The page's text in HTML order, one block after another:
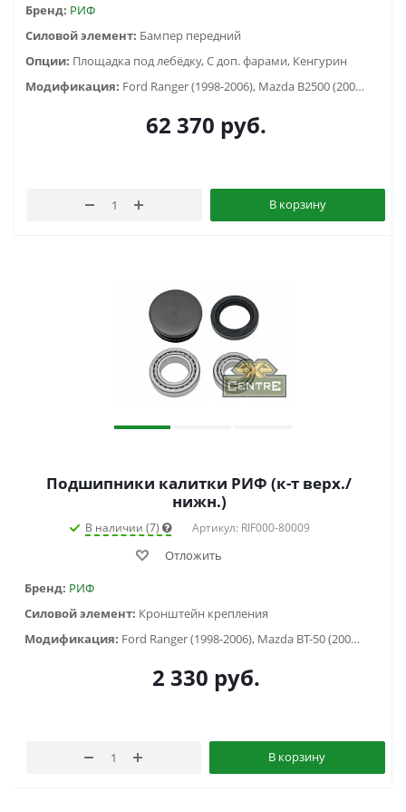
Бренд: РИФ
Силовой элемент: Бампер передний
Опции: Площадка под лебёдку, С доп. фарами, Кенгурин
Модификация:
Ford Ranger (1998-2006), Mazda B2500 (2000-2007)
62 370 руб.
В корзину
Подшипники калитки РИФ (к-т верх./
нижн.)
В наличии (7) Артикул: RIF000-80009
Отложить
Бренд: РИФ
Силовой элемент: Кронштейн крепления
Модификация:
Ford Ranger (1998-2006), Mazda BT-50 (2006-2011), Mitsubishi L200 III (1996-2005), Nissan NP300 (2008-2013)
2 330 руб.
В корзину